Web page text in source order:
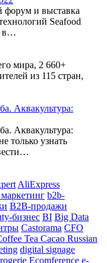
и выставка
Seafood
в…
мира, 2 660+
из 115 стран,
Аквакультура:
Аквакультура:
только узнать
AliExpress
b2b-
B2B-продажи
бизнес BI Big Data
Castorama CFO
Tea Cacao Russian
digital signage
Ecomference e-